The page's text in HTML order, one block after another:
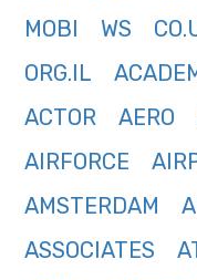
MOBI
WS
ORG.IL
ACTOR
AERO
AIRFORCE
AMSTERDAM
ASSOCIATES